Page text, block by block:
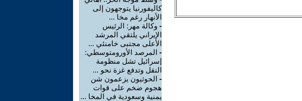
كاليفورنيا يتوجهون إلى
الأنهار رغم مخا ...
- وكالة مهر: الرئيس
الإيراني يلتقي المرشد
الأعلى مجتبى خامنئي ...
- المرصد الأورومتوسطي:
إسرائيل تشل منظومة
النقل وتدفع غزة نحو ...
- الحوثيون يزعمون شن
هجوم ضخم على قوات
يمنية وسعودية في المخا ...